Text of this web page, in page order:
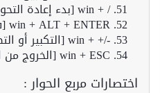
/ + win [بدء إعادة التحويل محرر أسلوب الإدخال] .
win + ALT + ENTER [فتح ويندوز ميديا سنتر] .
-/+ + win [التكبير أو التصغير باستخدام المكبر] .
win + ESC [الخروج من المكبر] .
اختصارات مربع الحوار :